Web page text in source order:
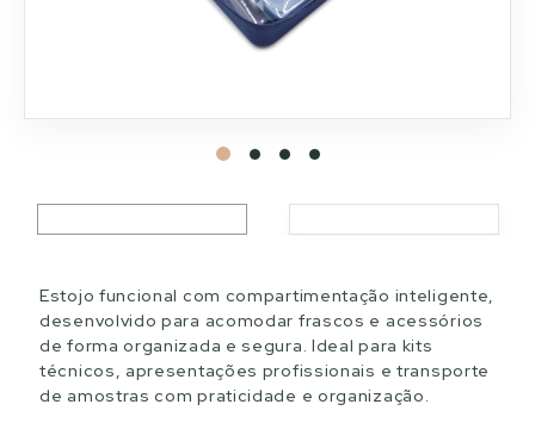
Estojo funcional com compartimentação inteligente,
desenvolvido para acomodar frascos e acessórios
de forma organizada e segura. Ideal para kits
técnicos, apresentações profissionais e transporte
de amostras com praticidade e organização.